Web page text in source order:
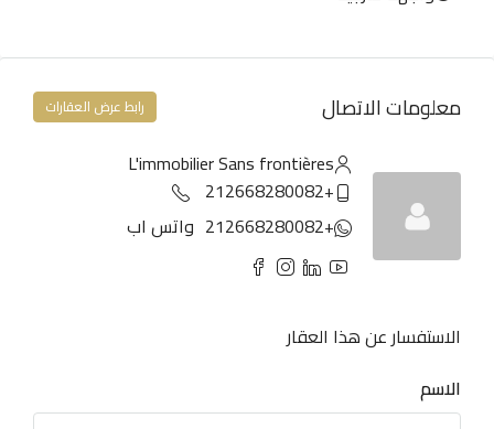
معلومات الاتصال رابط عرض العقارات
L'immobilier Sans frontières
+212668280082
+212668280082
واتس اب
الاستفسار عن هذا العقار
الاسم